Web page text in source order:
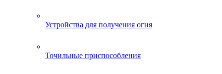
Устройства для получения огня
Точильные приспособления